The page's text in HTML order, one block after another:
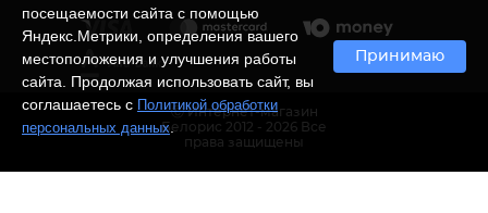
посещаемости сайта с помощью
Яндекс.Метрики, определения вашего
местоположения и улучшения работы
сайта. Продолжая использовать сайт, вы
соглашаетесь с Политикой обработки
персональных данных.
Принимаю
Ⓒ Интернет-магазин
Белорис 2012 - 2026 Все
права защищены